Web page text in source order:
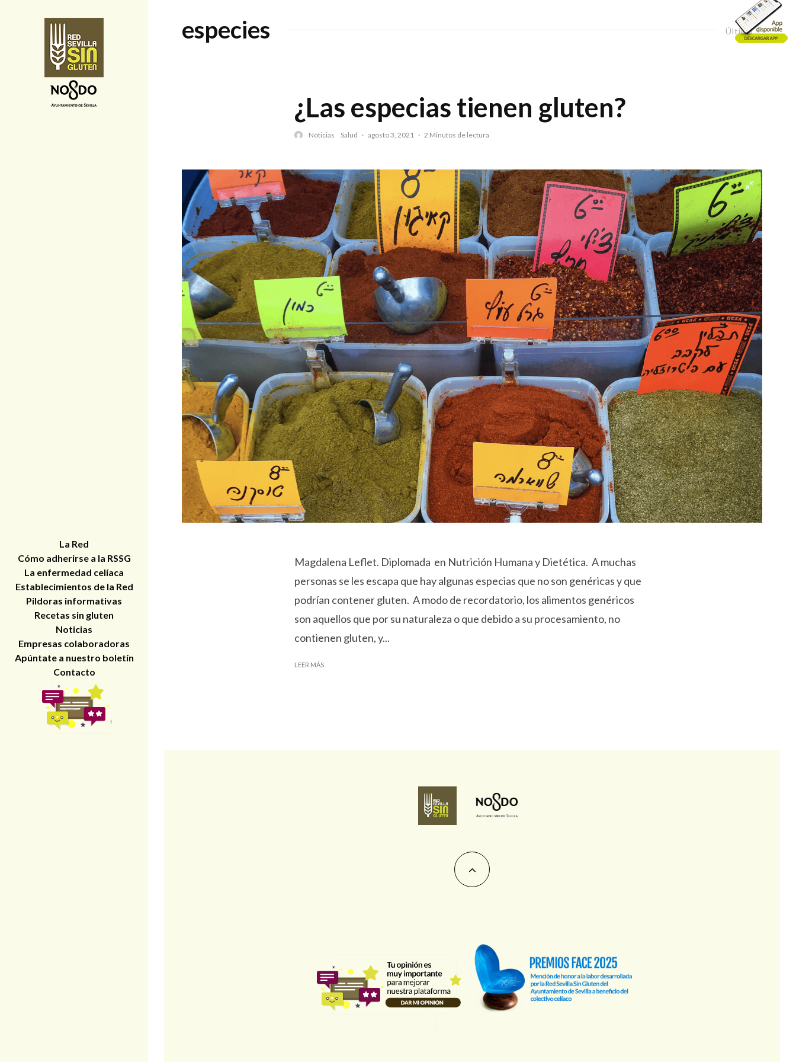
Último
especies
¿Las especias tienen gluten?
Noticias Salud · agosto 3, 2021 · 2 Minutos de lectura
Magdalena Leflet. Diplomada en Nutrición Humana y Dietética. A muchas
personas se les escapa que hay algunas especias que no son genéricas y que
podrían contener gluten. A modo de recordatorio, los alimentos genéricos
son aquellos que por su naturaleza o que debido a su procesamiento, no
contienen gluten, y...
LEER MÁS
La Red
Cómo adherirse a la RSSG
La enfermedad celíaca
Establecimientos de la Red
Pildoras informativas
Recetas sin gluten
Noticias
Empresas colaboradoras
Apúntate a nuestro boletín
Contacto